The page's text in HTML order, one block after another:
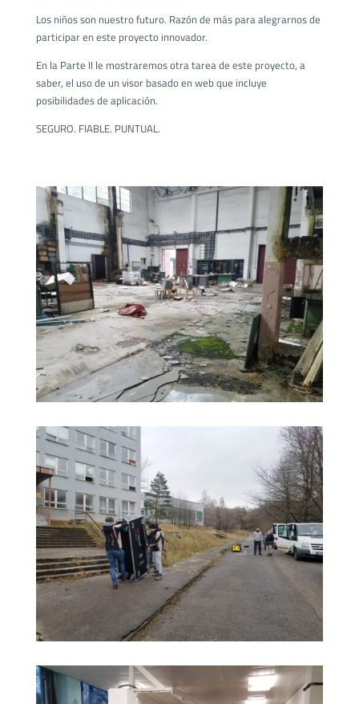
Los niños son nuestro futuro. Razón de más para alegrarnos de
participar en este proyecto innovador.
En la Parte II le mostraremos otra tarea de este proyecto, a
saber, el uso de un visor basado en web que incluye
posibilidades de aplicación.
SEGURO. FIABLE. PUNTUAL.